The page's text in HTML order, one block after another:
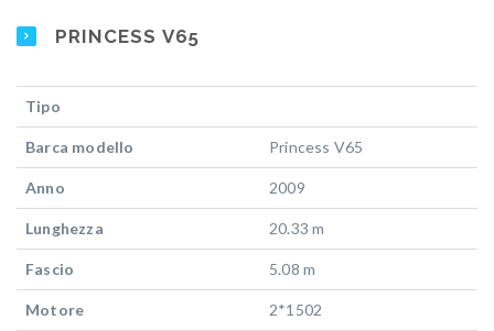
PRINCESS V65
Tipo
Barca modello Princess V65
Anno 2009
Lunghezza 20.33 m
Fascio 5.08 m
Motore 2*1502